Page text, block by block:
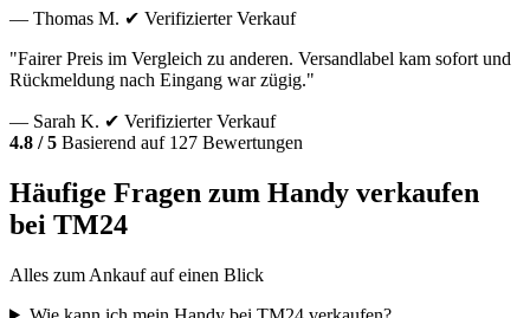
— Thomas M. ✔ Verifizierter Verkauf
"Fairer Preis im Vergleich zu anderen. Versandlabel kam sofort und
Rückmeldung nach Eingang war zügig."
— Sarah K. ✔ Verifizierter Verkauf
4.8 / 5 Basierend auf 127 Bewertungen
Häufige Fragen zum Handy verkaufen
bei TM24
Alles zum Ankauf auf einen Blick